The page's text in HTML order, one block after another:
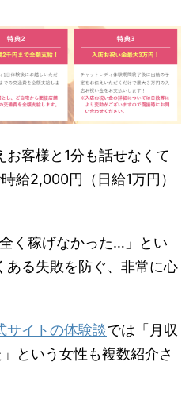
客様と1分も話せなくて
給2,000円（日給1万円）
く稼げなかった…」とい
ある失敗を防ぐ、非常に心
サイトの体験談では「月収
という女性も複数紹介さ